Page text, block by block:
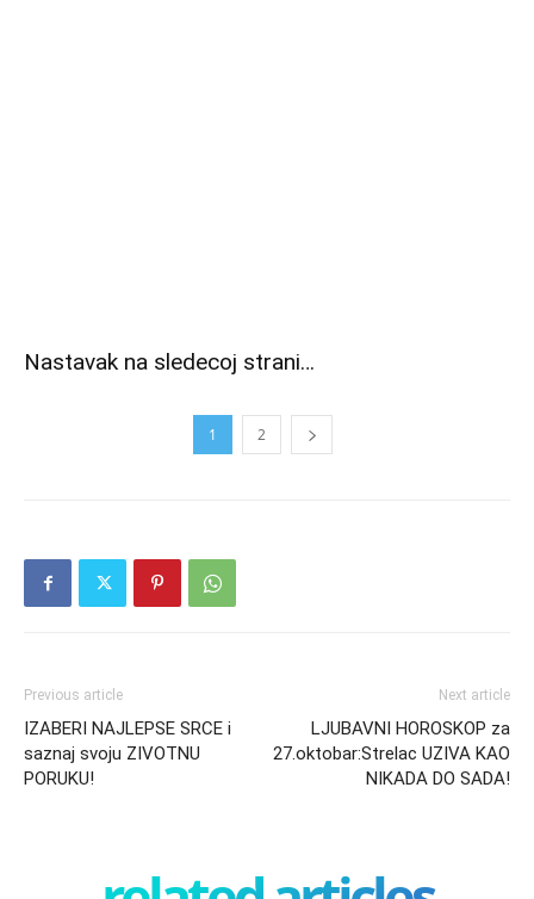
Nastavak na sledecoj strani…
1 2
Previous article
IZABERI NAJLEPSE SRCE i
saznaj svoju ZIVOTNU
PORUKU!
Next article
LJUBAVNI HOROSKOP za
27.oktobar:Strelac UZIVA KAO
NIKADA DO SADA!